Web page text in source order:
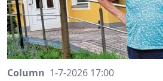
Column 1-7-2026 17:00